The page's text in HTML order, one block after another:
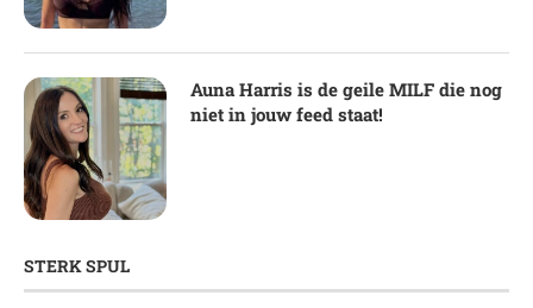
Auna Harris is de geile MILF die nog
niet in jouw feed staat!
STERK SPUL